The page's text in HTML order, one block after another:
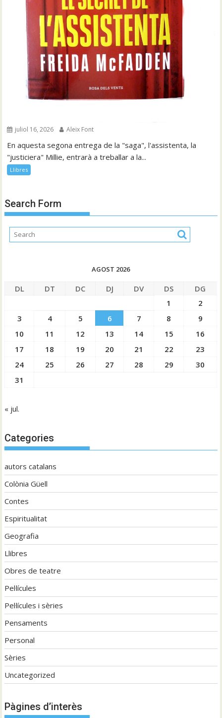
juliol 16, 2026 Aleix Font
En aquesta segona entrega de la "saga", l'assistenta, la
"justiciera" Millie, entrarà a treballar a la...
Llibres
Search Form
AGOST 2026
DL DT DC DJ DV DS
DG
1
2
3
4 5 6 7 8
9
10
11 12 13 14 15
16
17
18 19 20 21 22
23
24
25 26 27 28 29
30
31
« jul.
Categories
autors catalans
Colònia Güell
Contes
Espiritualitat
Geografia
Llibres
Obres de teatre
Pel·lícules
Pel·lícules i sèries
Pensaments
Personal
Sèries
Uncategorized
Pàgines d’interès